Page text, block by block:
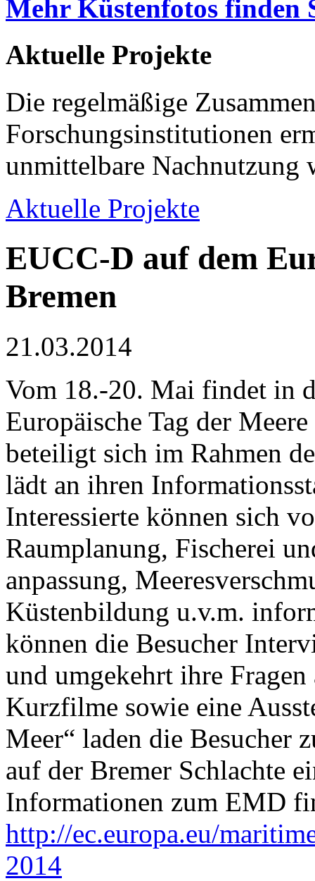
Mehr Küstenfotos finden
Aktuelle Projekte
Die regelmäßige
Forschungsinstitutionen
unmittelbare Nachnutzung
Aktuelle Projekte
EUCC-D auf dem
Bremen
21.03.2014
Vom 18.-20. Mai findet in
Europäische Tag der
beteiligt sich im Rahmen
lädt an ihren
Interessierte können sich
Raumplanung, Fischerei
anpassung,
Küstenbildung u.v.m.
können die Besucher
und umgekehrt ihre
Kurzfilme sowie eine
Meer“ laden die Besucher
auf der Bremer Schlachte
Informationen zum EMD
http://ec.europa.eu/
2014